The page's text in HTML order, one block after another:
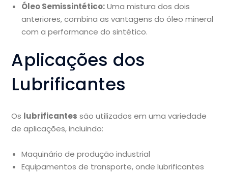
Óleo Semissintético:Uma mistura dos dois
anteriores, combina as vantagens do óleo mineral
com a performance do sintético.
Aplicações dos
Lubrificantes
Os lubrificantes são utilizados em uma variedade
de aplicações, incluindo:
Maquinário de produção industrial
Equipamentos de transporte, onde lubrificantes